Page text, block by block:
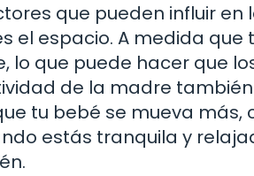
que pueden influir
el espacio. A medida
lo que puede hacer que
de la madre
tu bebé se mueva más,
estás tranquila y